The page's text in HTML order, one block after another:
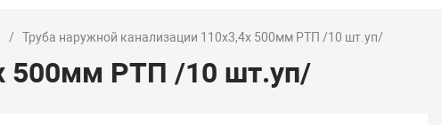
Труба наружной канализации 110х3,4х 500мм РТП /10 шт.уп/
500мм РТП /10 шт.уп/